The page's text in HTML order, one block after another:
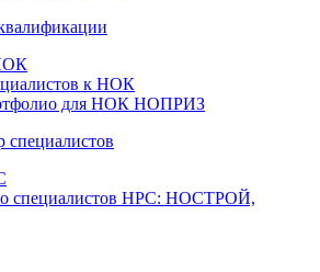
к НОК
для НОК НОПРИЗ
специалистов
специалистов НРС: НОСТРОЙ,